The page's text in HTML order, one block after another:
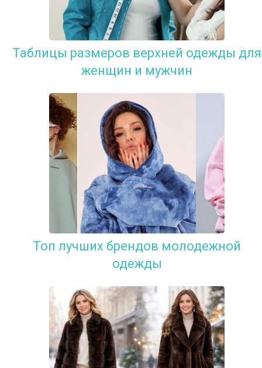
Таблицы размеров верхней одежды для
женщин и мужчин
Топ лучших брендов молодежной
одежды